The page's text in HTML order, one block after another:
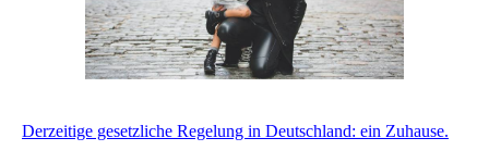
Derzeitige gesetzliche Regelung in Deutschland: ein Zuhause.